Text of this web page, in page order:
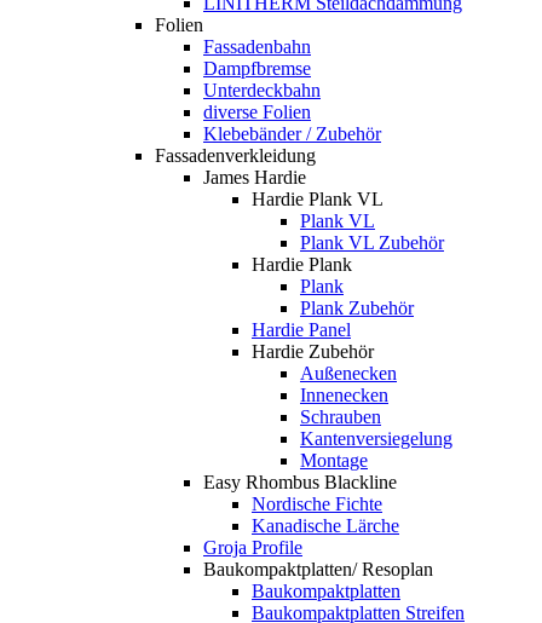
Folien
Fassadenbahn
Dampfbremse
Unterdeckbahn
diverse Folien
Klebebänder / Zubehör
Fassadenverkleidung
James Hardie
Hardie Plank VL
Plank VL
Plank VL Zubehör
Hardie Plank
Plank
Plank Zubehör
Hardie Panel
Hardie Zubehör
Außenecken
Innenecken
Schrauben
Kantenversiegelung
Montage
Easy Rhombus Blackline
Nordische Fichte
Kanadische Lärche
Groja Profile
Baukompaktplatten/ Resoplan
Baukompaktplatten
Baukompaktplatten Streifen